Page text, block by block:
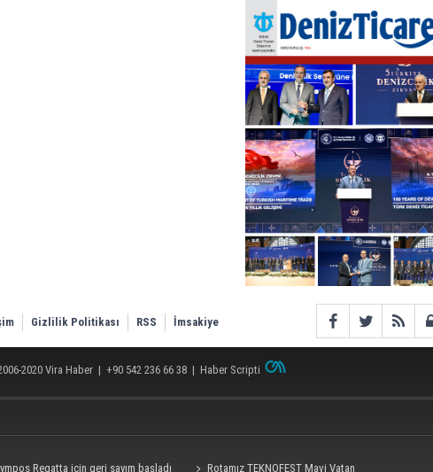
Gizlilik Politikası RSS İmsakiye
2020 Vira Haber | +90 542 236 66 38 | Haber Scripti
Regatta için geri sayım başladı Rotamız TEKNOFEST Mavi Vatan